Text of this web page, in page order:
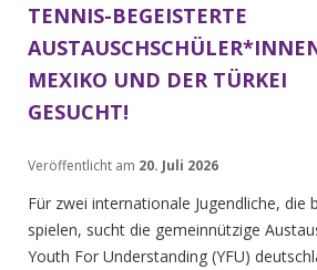
TENNIS-BEGEISTERTE
MEXIKO UND DER TÜRKEI
GESUCHT!
Veröffentlicht am 20. Juli 2026
Für zwei internationale Jugendliche, die
spielen, sucht die gemeinnützige
Youth For Understanding (YFU)